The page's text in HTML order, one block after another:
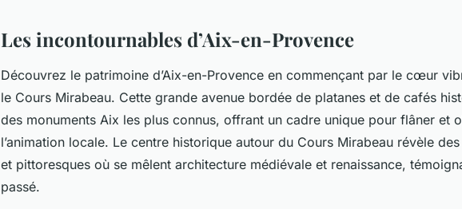
Les incontournables d’Aix-en-Provence
Découvrez le patrimoine d’Aix-en-Provence en commençant par le cœur
le Cours Mirabeau. Cette grande avenue bordée de platanes et de cafés
des monuments Aix les plus connus, offrant un cadre unique pour flâner et
l’animation locale. Le centre historique autour du Cours Mirabeau révèle
et pittoresques où se mêlent architecture médiévale et renaissance,
passé.